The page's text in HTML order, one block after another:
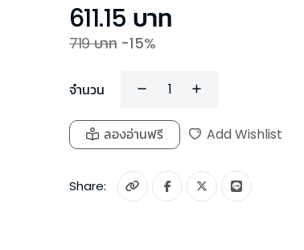
611.15 บาท
719บาท -15%
จำนวน
ลองอ่านฟรี Add Wishlist
Share: